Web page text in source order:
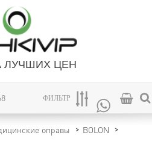
ЛУЧШИХ ЦЕН
ФИЛЬТР
оправы
BOLON